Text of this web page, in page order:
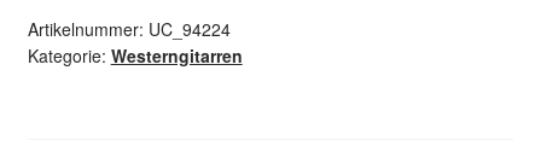
Menge
Artikelnummer: UC_94224
Kategorie: Westerngitarren